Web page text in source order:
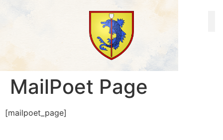
principal
MailPoet Page
[mailpoet_page]